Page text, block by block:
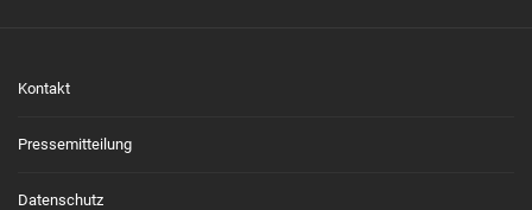
Kontakt
Pressemitteilung
Datenschutz